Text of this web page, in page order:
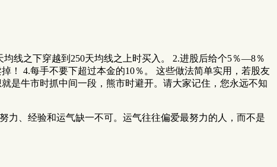
线之下穿越到250天均线之上时买入。 2.进股后给个5％—8％
！ 4.每手不要下超过本金的10％。 这些做法简单实用，若股友
是牛市时抓中间一段，熊市时避开。请大家记住，您永远不知
力、经验和运气缺一不可。运气往往偏爱最努力的人，而不是